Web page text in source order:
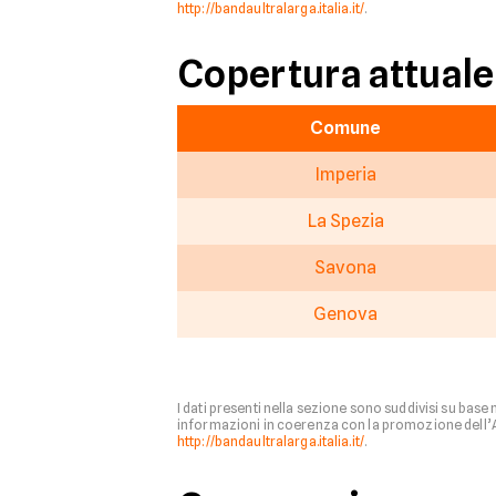
http://bandaultralarga.italia.it/.
Copertura
Comune
Imperia
La Spezia
Savona
Genova
I dati presenti nella sezione sono suddivisi su
informazioni in coerenza con la promozione
http://bandaultralarga.italia.it/.